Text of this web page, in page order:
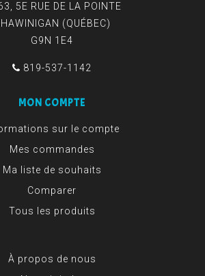
5E RUE DE LA POINTE
(QUÉBEC)
G9N 1E4
819-537-1142
MON COMPTE
sur le compte
Mes commandes
Ma liste de souhaits
Comparer
Tous les produits
À propos de nous